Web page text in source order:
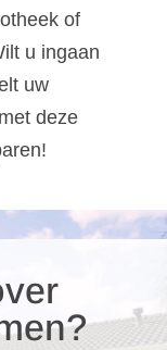
of
u ingaan
uw
deze